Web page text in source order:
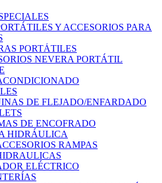
Y ACCESORIOS PARA
PORTÁTILES
NEVERA PORTÁTIL
DE FLEJADO/ENFARDADO
DE ENCOFRADO
HIDRÁULICA
RAMPAS
ELÉCTRICO